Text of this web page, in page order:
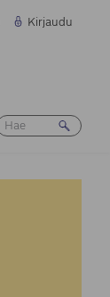
Kirjaudu